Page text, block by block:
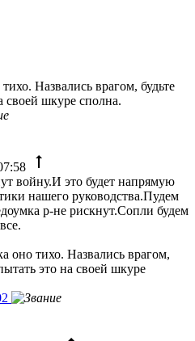
Назвались врагом, будьте
своей шкуре сполна.
войну.И это будет напрямую
нашего руководства.Пудем
р-не рискнут.Сопли будем
оно тихо. Назвались врагом,
это на своей шкуре